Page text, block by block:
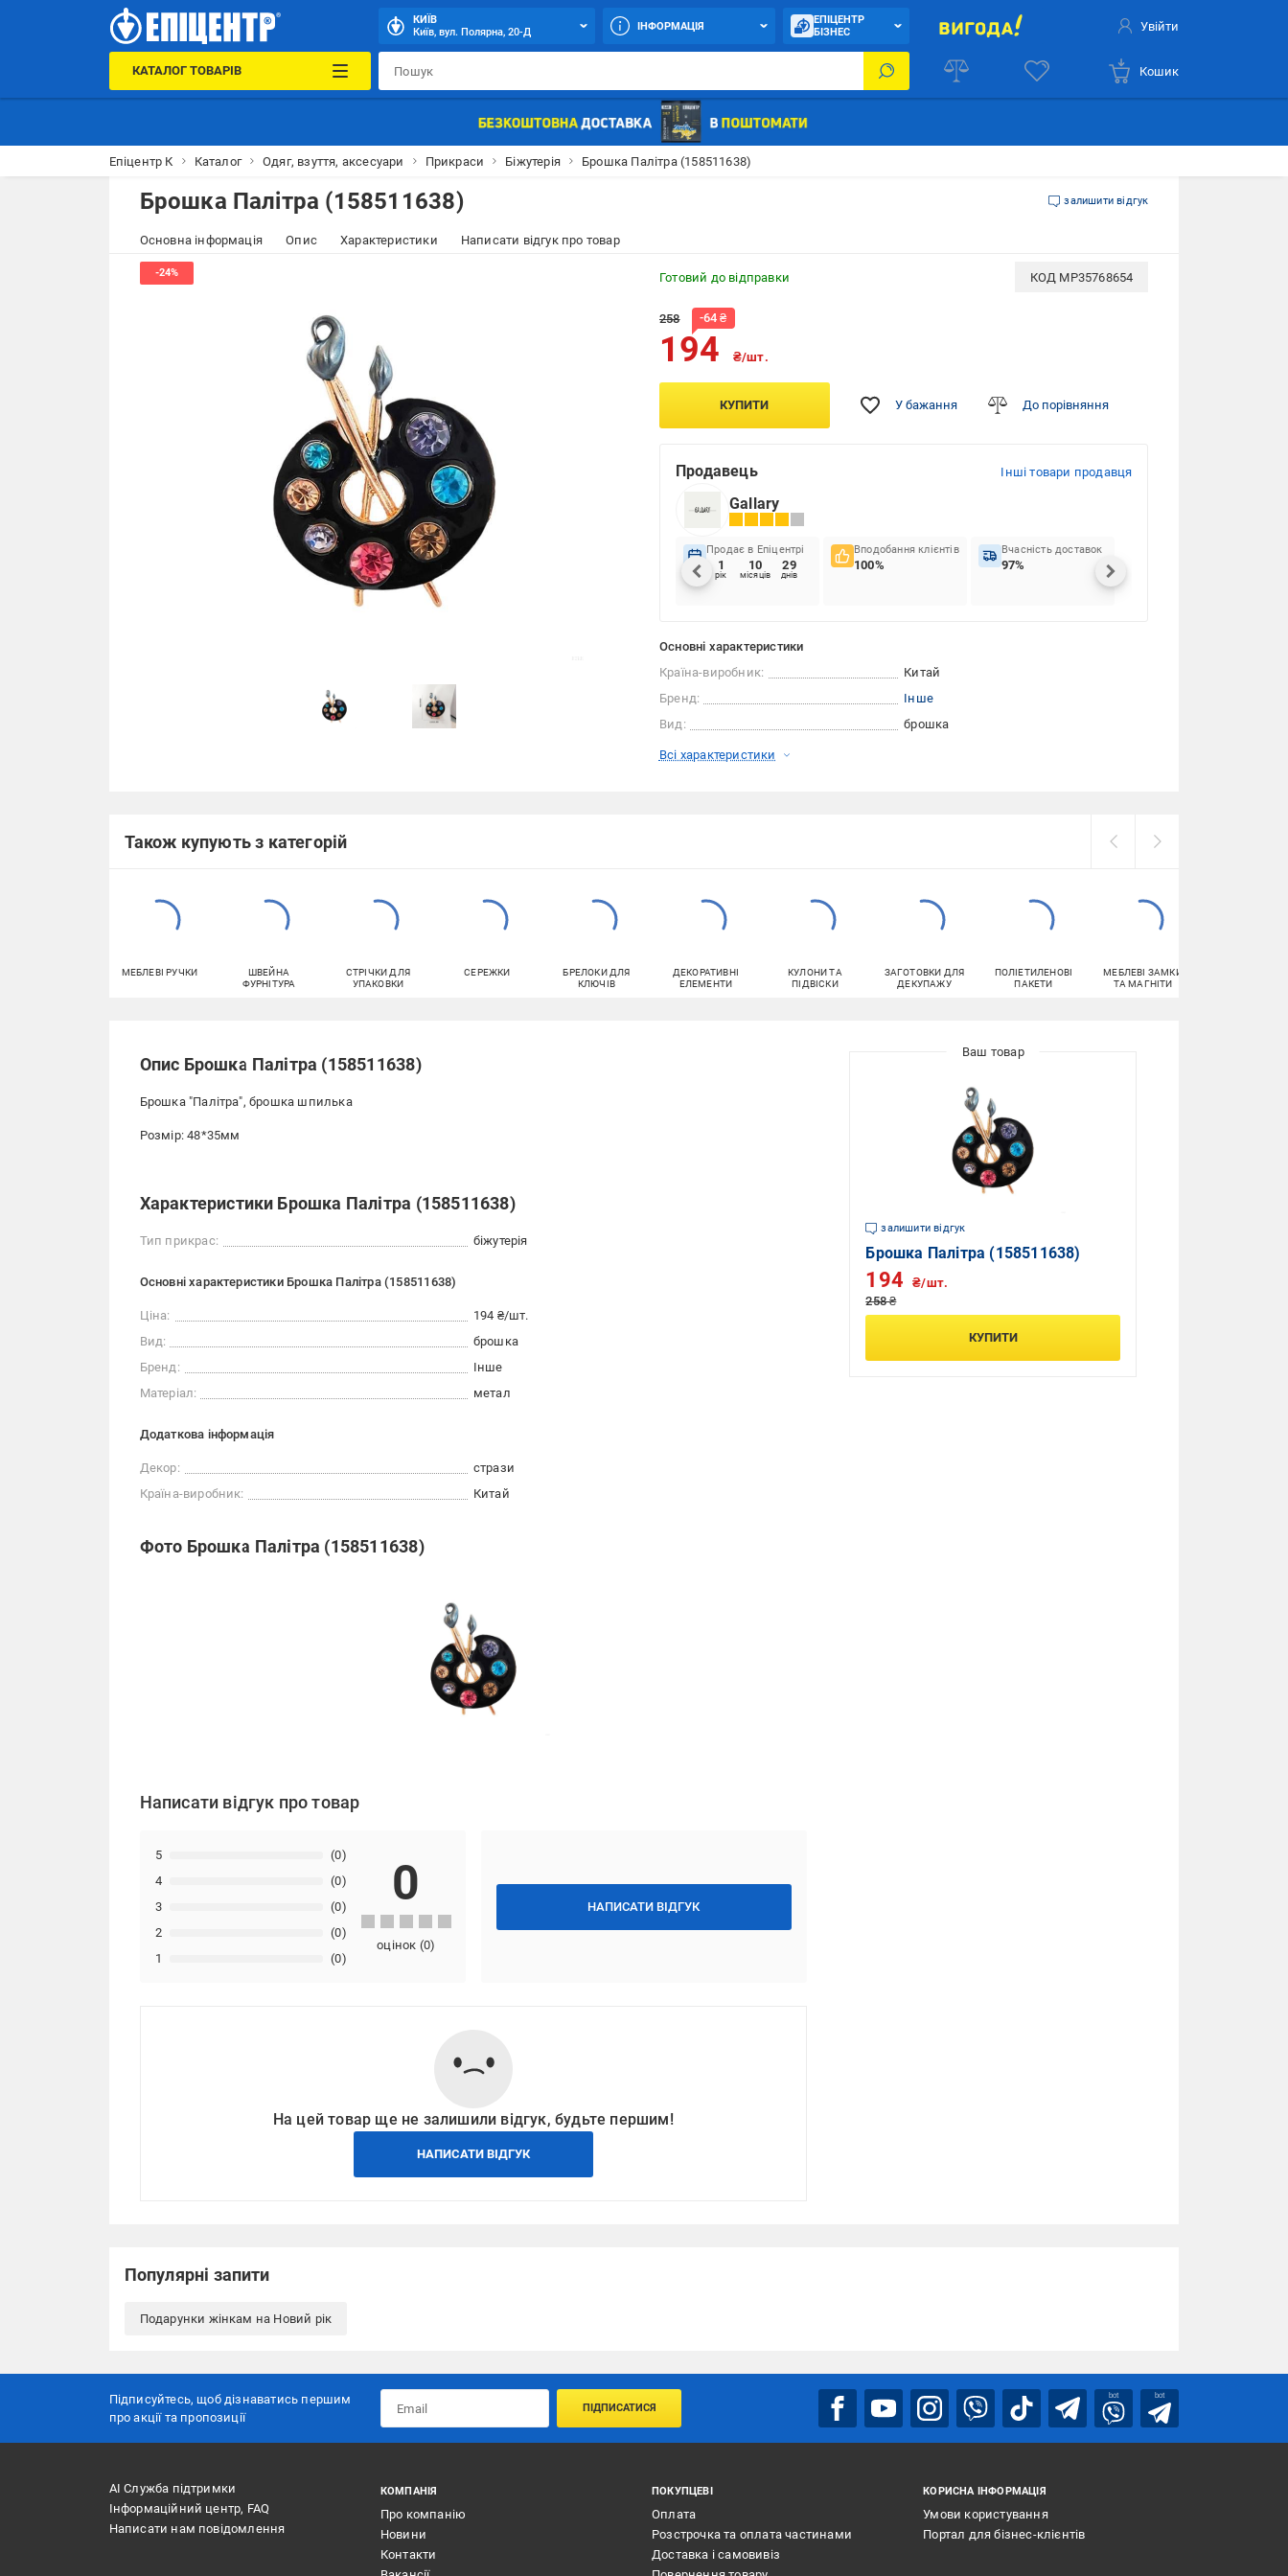
КИЇВ
Київ, вул. Полярна, 20-Д
ІНФОРМАЦІЯ
ЕПІЦЕНТР
БІЗНЕС
Увійти
КАТАЛОГ ТОВАРІВ Кошик
Епіцентр К Каталог Одяг, взуття, аксесуари Прикраси Біжутерія Брошка Палітра (158511638)
Брошка Палітра (158511638) залишити відгук
Основна інформація Опис Характеристики Написати відгук про товар
Готовий до відправки КОД MP35768654
258 -64 ₴
194 ₴/шт.
КУПИТИ У бажання До порівняння
Продавець Інші товари продавця
Gallary
Продає в Епіцентрі
1
рік
10
місяців
29
днів
Вподобання клієнтів
100%
Вчасність доставок
97%
Основні характеристики
Країна-виробник:
Китай
Бренд:
Інше
Вид:
брошка
Всі характеристики
Також купують з категорій
МЕБЛЕВІ РУЧКИ
ШВЕЙНА
ФУРНІТУРА
СТРІЧКИ ДЛЯ
УПАКОВКИ
СЕРЕЖКИ
БРЕЛОКИ ДЛЯ
КЛЮЧІВ
ДЕКОРАТИВНІ
ЕЛЕМЕНТИ
КУЛОНИ ТА
ПІДВІСКИ
ЗАГОТОВКИ ДЛЯ
ДЕКУПАЖУ
ПОЛІЕТИЛЕНОВІ
ПАКЕТИ
МЕБЛЕВІ ЗАМКИ
ТА МАГНІТИ
Опис Брошка Палітра (158511638)
Брошка "Палітра", брошка шпилька
Розмір: 48*35мм
Характеристики Брошка Палітра (158511638)
Тип прикрас: біжутерія
Основні характеристики Брошка Палітра (158511638)
Ціна:
194 ₴/шт.
Вид:
брошка
Бренд:
Інше
Матеріал:
метал
Додаткова інформація
Декор:
стрази
Країна-виробник:
Китай
Фото Брошка Палітра (158511638)
Написати відгук про товар
НАПИСАТИ ВІДГУК
1 (0)
2 (0)
3 (0)
4 (0)
5 (0)
0
оцінок (0)
На цей товар ще не залишили відгук, будьте першим!
НАПИСАТИ ВІДГУК
залишити відгук
Брошка Палітра (158511638)
258 ₴
194 ₴/шт.
КУПИТИ
Популярні запити
Подарунки жінкам на Новий рік
Підписуйтесь, щоб дізнаватись першим
про акції та пропозиції
ПІДПИСАТИСЯ
bot bot
АІ Служба підтримки
Інформаційний центр, FAQ
Написати нам повідомлення
КОМПАНІЯ
Про компанію
Новини
Контакти
ПОКУПЦЕВІ
Оплата
Розстрочка та оплата частинами
Доставка і самовивіз
КОРИСНА ІНФОРМАЦІЯ
Умови користування
Портал для бізнес-клієнтів